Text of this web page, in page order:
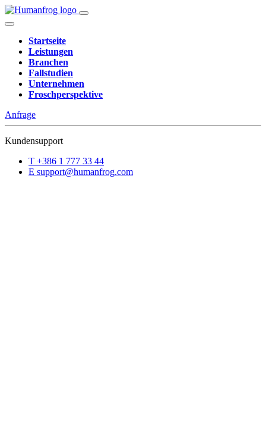
Startseite
Leistungen
Branchen
Fallstudien
Unternehmen
Froschperspektive
Anfrage
Kundensupport
T +386 1 777 33 44
E support@humanfrog.com